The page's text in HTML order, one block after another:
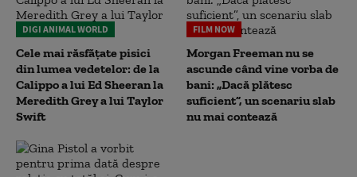
DIGI ANIMAL WORLD
Cele mai răsfățate pisici
din lumea vedetelor: de la
Calippo a lui Ed Sheeran la
Meredith Grey a lui Taylor
Swift
FILM NOW
Morgan Freeman nu se
ascunde când vine vorba de
bani: „Dacă plătesc
suficient”, un scenariu slab
nu mai contează